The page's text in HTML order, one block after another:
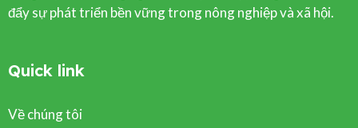
đẩy sự phát triển bền vững trong nông nghiệp và xã hội.
Quick link
Về chúng tôi